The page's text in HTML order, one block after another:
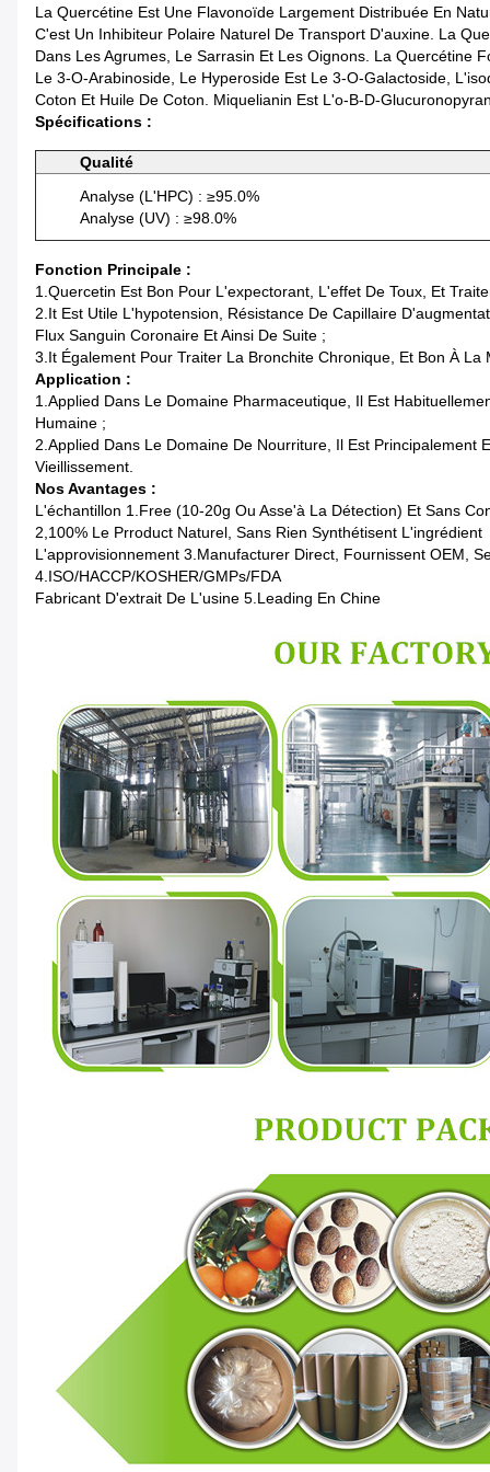
La Quercétine Est Une Flavonoïde Largement Distribuée En
C'est Un Inhibiteur Polaire Naturel De Transport D'auxine. La
Dans Les Agrumes, Le Sarrasin Et Les Oignons. La Quercétine
Le 3-O-Arabinoside, Le Hyperoside Est Le 3-O-Galactoside,
Coton Et Huile De Coton. Miquelianin Est L'o-Β-D-
Spécifications :
Qualité
Analyse (l'HPC) : ≥95.0%
Analyse (UV) : ≥98.0%
Fonction Principale :
1.Quercetin Est Bon Pour L'expectorant, L'effet De Toux, Et
2.It Est Utile L'hypotension, Résistance De Capillaire
Flux Sanguin Coronaire Et Ainsi De Suite ;
3.It Également Pour Traiter La Bronchite Chronique, Et Bon À
Application :
1.Applied Dans Le Domaine Pharmaceutique, Il Est
Humaine ;
2.Applied Dans Le Domaine De Nourriture, Il Est Principalement
Vieillissement.
Nos Avantages :
L'échantillon 1.Free (10-20g Ou Asse'à La Détection) Et Sans
2,100% Le Prroduct Naturel, Sans Rien Synthétisent L'ingrédient
L'approvisionnement 3.Manufacturer Direct, Fournissent OEM,
4.ISO/HACCP/KOSHER/GMPs/FDA
Fabricant D'extrait De L'usine 5.Leading En Chine